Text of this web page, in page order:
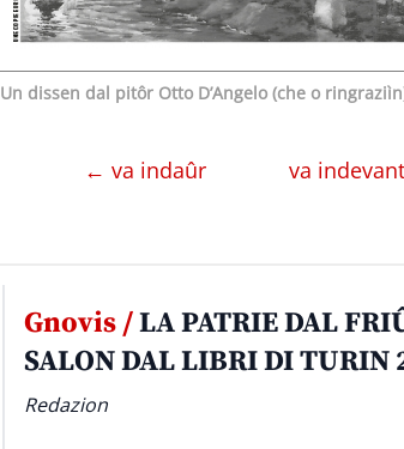
Un dissen dal pitôr Otto D’Angelo (che o
← va indaûr va
Gnovis /LA PATRIE DAL
SALON DAL LIBRI DI TURIN
Redazion